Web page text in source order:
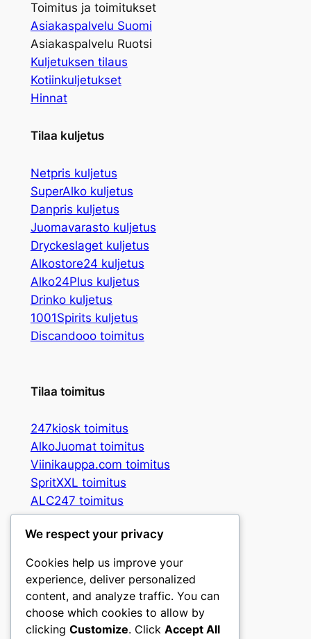
Toimitus ja toimitukset
Asiakaspalvelu Suomi
Asiakaspalvelu Ruotsi
Kuljetuksen tilaus
Kotiinkuljetukset
Hinnat
Tilaa kuljetus
Netpris kuljetus
SuperAlko kuljetus
Danpris kuljetus
Juomavarasto kuljetus
Dryckeslaget kuljetus
Alkostore24 kuljetus
Alko24Plus kuljetus
Drinko kuljetus
1001Spirits kuljetus
Discandooo toimitus
Tilaa toimitus
247kiosk toimitus
AlkoJuomat toimitus
Viinikauppa.com toimitus
SpritXXL toimitus
ALC247 toimitus
Spritbox toimitus
Booz3 toimitus
Vingrossen toimitus
Gpris toimitus
CandyNuts toimitus
We respect your privacy
Cookies help us improve your
experience, deliver personalized
content, and analyze traffic. You can
choose which cookies to allow by
clicking Customize. Click Accept All